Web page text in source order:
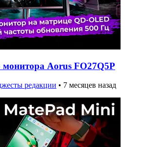
монитора Aorus FO27Q5P
редакции • 7 месяцев назад